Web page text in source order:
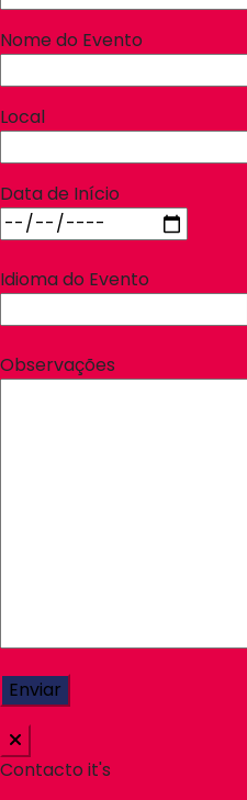
Nome do Evento
Local
Data de Início
Idioma do Evento
Observações
Contacto it's